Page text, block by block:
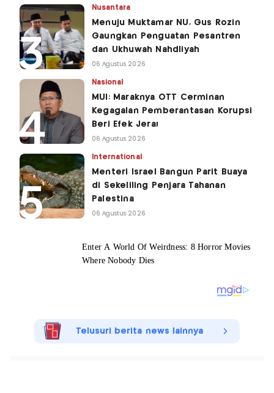
Nusantara
Menuju Muktamar NU, Gus Rozin
Gaungkan Penguatan Pesantren
dan Ukhuwah Nahdliyah
06 Agustus 2026
Nasional
MUI: Maraknya OTT Cerminan
Kegagalan Pemberantasan Korupsi
Beri Efek Jera!
06 Agustus 2026
International
Menteri Israel Bangun Parit Buaya
di Sekeliling Penjara Tahanan
Palestina
06 Agustus 2026
Telusuri berita news lainnya